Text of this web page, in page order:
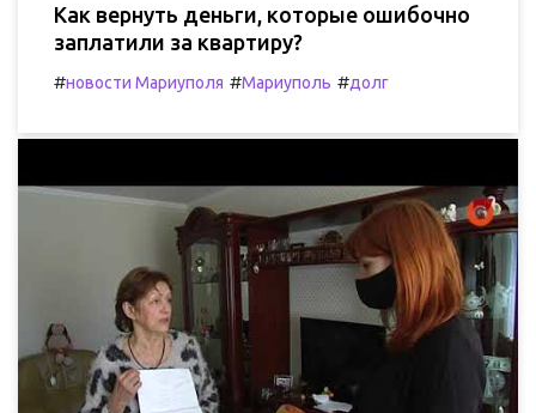
Как вернуть деньги, которые ошибочно
заплатили за квартиру?
#новости Мариуполя #Мариуполь #долг